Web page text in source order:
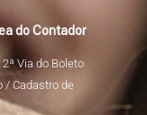
do Contador
Via do Boleto
/ Cadastro de